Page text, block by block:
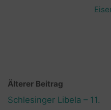
Älterer Beitrag
Schlesinger Libela – 11.